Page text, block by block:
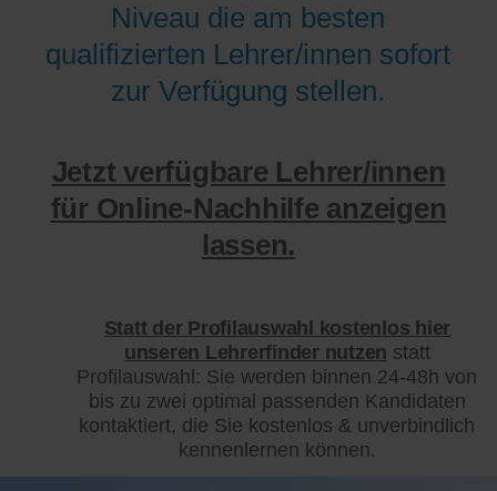
Niveau die am besten
qualifizierten Lehrer/innen sofort
zur Verfügung stellen.
Jetzt verfügbare Lehrer/innen
für Online-Nachhilfe anzeigen
lassen.
Statt der Profilauswahl kostenlos hier
unseren Lehrerfinder nutzen statt
Profilauswahl: Sie werden binnen 24-48h von
bis zu zwei optimal passenden Kandidaten
kontaktiert, die Sie kostenlos & unverbindlich
kennenlernen können.